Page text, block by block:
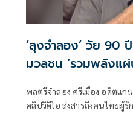
‘ลุงจำลอง’ วัย 90
มวลชน ‘รวมพลังแ
พลตรีจำลอง ศรีเมือง อดีตแ
คลิปวิดีโอ ส่งสารถึงคนไทยผู้